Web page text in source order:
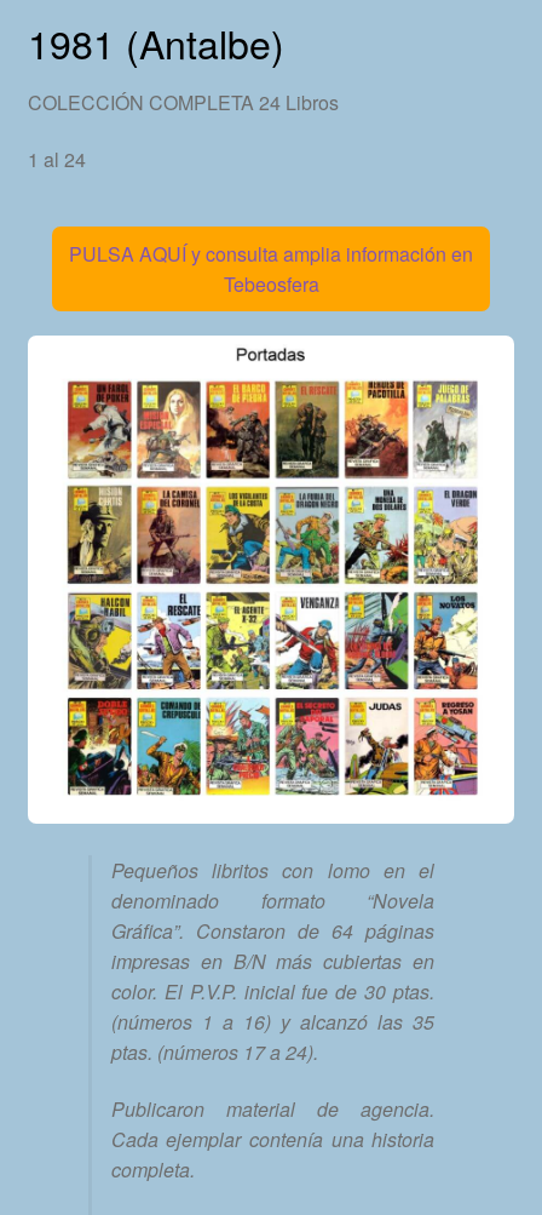
1981 (Antalbe)
COLECCIÓN COMPLETA 24 Libros
1 al 24
PULSA AQUÍ y consulta amplia información en
Tebeosfera
Pequeños libritos con lomo en el
denominado formato “Novela
Gráfica”. Constaron de 64 páginas
impresas en B/N más cubiertas en
color. El P.V.P. inicial fue de 30 ptas.
(números 1 a 16) y alcanzó las 35
ptas. (números 17 a 24).
Publicaron material de agencia.
Cada ejemplar contenía una historia
completa.